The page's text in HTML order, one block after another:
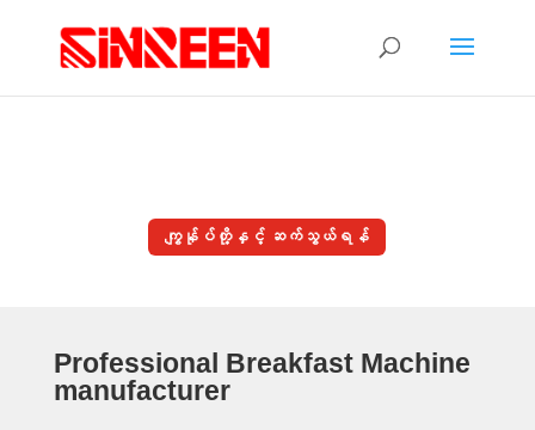
ကျွန်ုပ်တို့နှင့် ဆက်သွယ်ရန်
Professional Breakfast Machine
manufacturer